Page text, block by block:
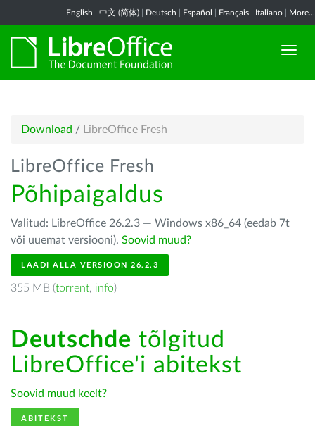
English 中文 (简体) Deutsch Español Français Italiano More...
Download / LibreOffice Fresh
LibreOffice Fresh
Põhipaigaldus
Valitud: LibreOffice 26.2.3 — Windows x86_64 (eedab 7t
või uuemat versiooni). Soovid muud?
LAADI ALLA VERSIOON 26.2.3
355 MB (torrent, info)
Deutschde tõlgitud
LibreOffice'i abitekst
Soovid muud keelt?
ABITEKST